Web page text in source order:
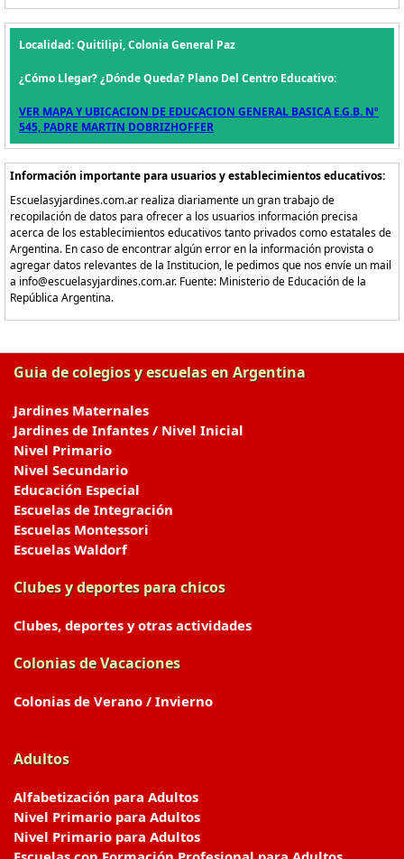
Localidad: Quitilipi, Colonia General Paz
¿Cómo Llegar? ¿Dónde Queda? Plano Del Centro Educativo:
VER MAPA Y UBICACION DE EDUCACION GENERAL BASICA E.G.B. Nº
545, PADRE MARTIN DOBRIZHOFFER
Información importante para usuarios y establecimientos educativos:
Escuelasyjardines.com.ar realiza diariamente un gran trabajo de
recopilación de datos para ofrecer a los usuarios información precisa
acerca de los establecimientos educativos tanto privados como estatales de
Argentina. En caso de encontrar algún error en la información provista o
agregar datos relevantes de la Institucion, le pedimos que nos envíe un mail
a info@escuelasyjardines.com.ar. Fuente: Ministerio de Educación de la
República Argentina.
Guia de colegios y escuelas en Argentina
Jardines Maternales
Jardines de Infantes / Nivel Inicial
Nivel Primario
Nivel Secundario
Educación Especial
Escuelas de Integración
Escuelas Montessori
Escuelas Waldorf
Clubes y deportes para chicos
Clubes, deportes y otras actividades
Colonias de Vacaciones
Colonias de Verano / Invierno
Adultos
Alfabetización para Adultos
Nivel Primario para Adultos
Nivel Primario para Adultos